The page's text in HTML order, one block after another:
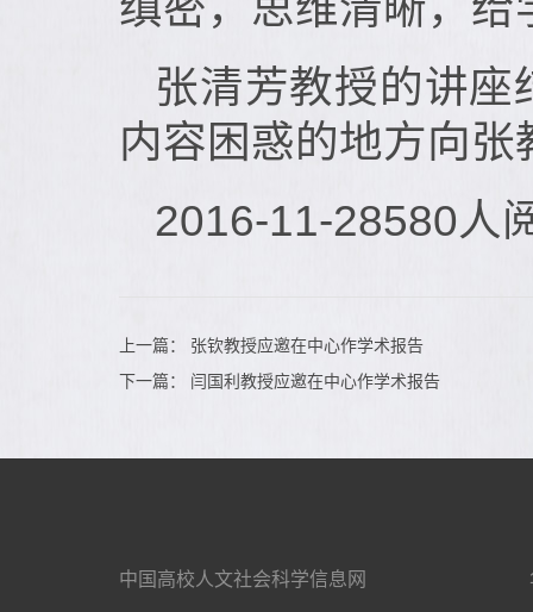
张清芳教授的讲
内容困惑的地方向
2016-11-28580人
上一篇： 张钦教授应邀在中心作学术报告
下一篇： 闫国利教授应邀在中心作学术报告
中国高校人文社会科学信息网